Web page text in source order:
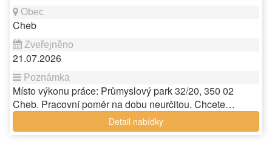
Cheb
21.07.2026
Místo výkonu práce: Průmyslový park 32/20, 350 02
Cheb. Pracovní poměr na dobu neurčitou. Chcete…
Detail nabídky